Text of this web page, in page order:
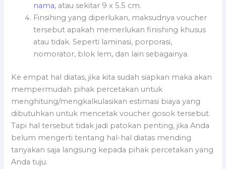
nama, atau sekitar 9 x 5.5 cm.
Finsihing yang diperlukan, maksudnya voucher
tersebut apakah memerlukan finishing khusus
atau tidak. Seperti laminasi, porporasi,
nomorator, blok lem, dan lain sebagainya.
Ke empat hal diatas, jika kita sudah siapkan maka akan
mempermudah pihak percetakan untuk
menghitung/mengkalkulasikan estimasi biaya yang
dibutuhkan untuk mencetak voucher gosok tersebut.
Tapi hal tersebut tidak jadi patokan penting, jika Anda
belum mengerti tentang hal-hal diatas mending
tanyakan saja langsung kepada pihak percetakan yang
Anda tuju.